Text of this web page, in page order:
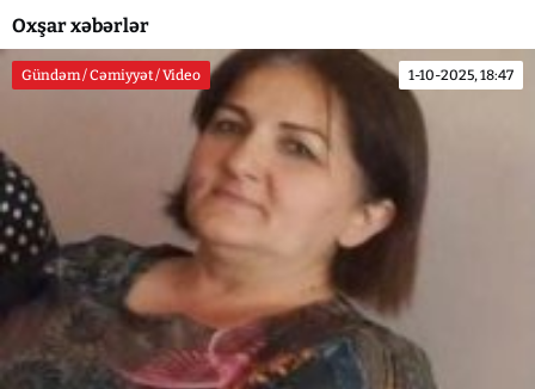
Oxşar xəbərlər
Gündəm / Cəmiyyət / Video 1-10-2025, 18:47